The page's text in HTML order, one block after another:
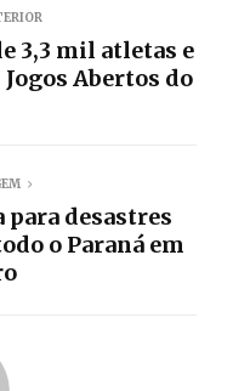
3,3 mil atletas e
Abertos do
para desastres
o Paraná em